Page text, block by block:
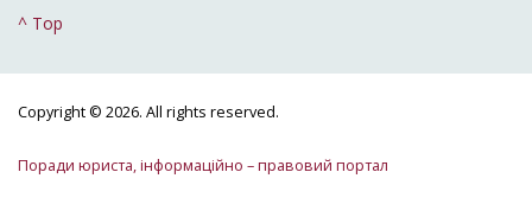
^ Top
Copyright © 2026. All rights reserved.
Поради юриста, інформаційно – правовий портал